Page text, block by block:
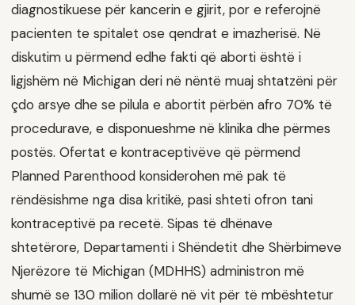
diagnostikuese për kancerin e gjirit, por e referojnë
pacienten te spitalet ose qendrat e imazherisë. Në
diskutim u përmend edhe fakti që aborti është i
ligjshëm në Michigan deri në nëntë muaj shtatzëni për
çdo arsye dhe se pilula e abortit përbën afro 70% të
procedurave, e disponueshme në klinika dhe përmes
postës. Ofertat e kontraceptivëve që përmend
Planned Parenthood konsiderohen më pak të
rëndësishme nga disa kritikë, pasi shteti ofron tani
kontraceptivë pa recetë. Sipas të dhënave
shtetërore, Departamenti i Shëndetit dhe Shërbimeve
Njerëzore të Michigan (MDHHS) administron më
shumë se 130 milion dollarë në vit për të mbështetur